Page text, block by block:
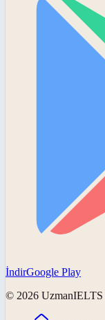
İndirGoogle Play
© 2026 UzmanIELTS